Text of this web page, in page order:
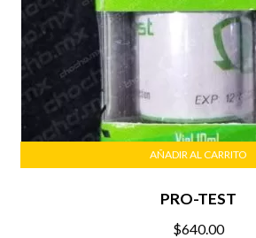
PRO-TEST
$640.00
AÑADIR AL CARRITO